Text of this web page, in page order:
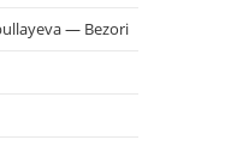
— Bezori